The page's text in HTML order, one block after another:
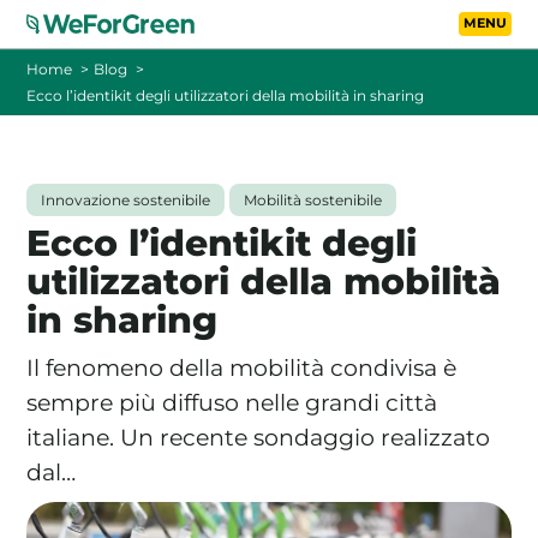
Vai al contenuto
TARIFFE
FOTOVOLTAICO A DISTANZA
FAQ
CONTATTI
PASSA A WEFORGREEN
Home
Blog
Ecco l’identikit degli utilizzatori della mobilità in sharing
Innovazione sostenibile Mobilità sostenibile
Ecco l’identikit degli
utilizzatori della mobilità
in sharing
Il fenomeno della mobilità condivisa è
sempre più diffuso nelle grandi città
italiane. Un recente sondaggio realizzato
dal…